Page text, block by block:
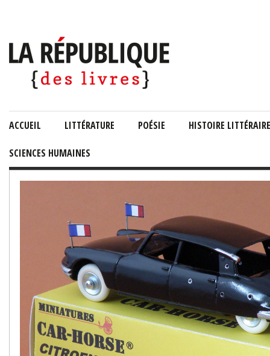
ACCUEIL LITTÉRATURE POÉSIE HISTOIRE LITTÉRAIRE
SCIENCES HUMAINES